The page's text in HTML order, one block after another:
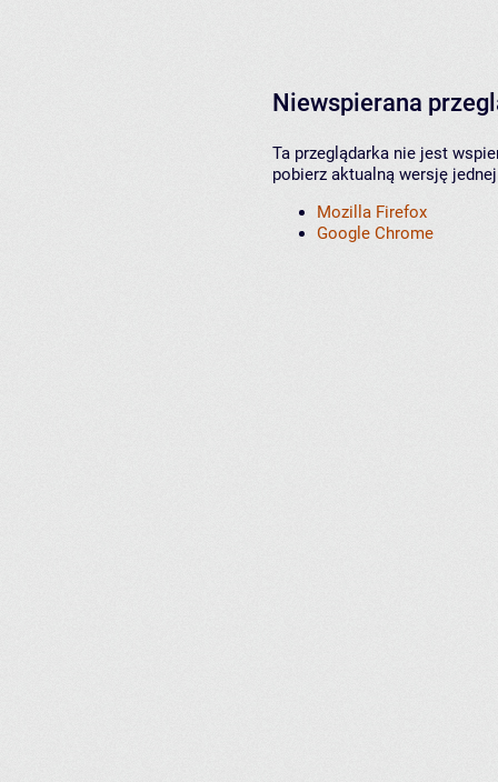
Niewspierana
Ta przeglądarka nie jest
pobierz aktualną wersję
Mozilla Firefox
Google Chrome